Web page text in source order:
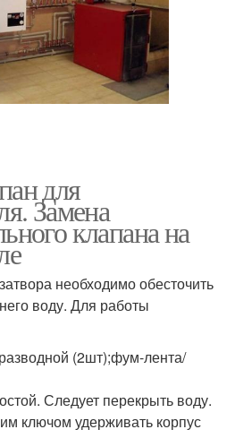
для
Замена
клапана на
необходимо обесточить
воду. Для работы
(2шт);фум-лента/
Следует перекрыть воду.
ключом удерживать корпус